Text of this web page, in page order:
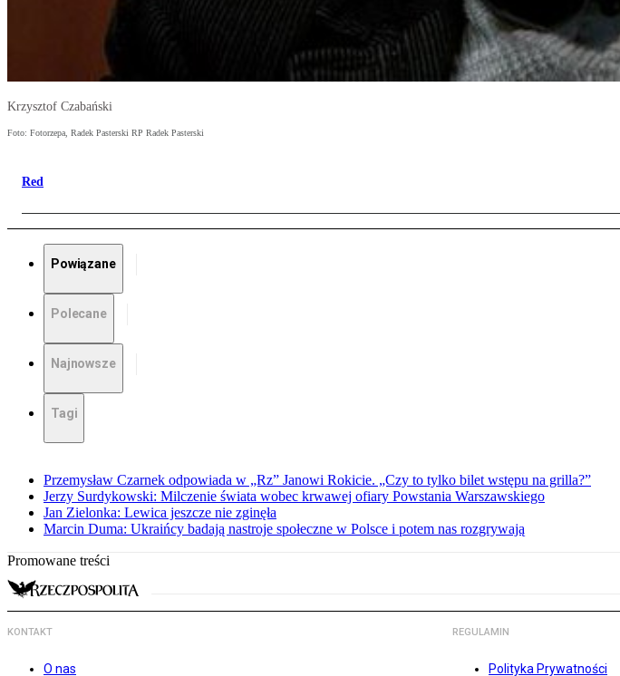
Krzysztof Czabański
Foto: Fotorzepa, Radek Pasterski RP Radek Pasterski
Red
Powiązane
Polecane
Najnowsze
Tagi
Przemysław Czarnek odpowiada w „Rz” Janowi Rokicie. „Czy to tylko bilet wstępu na grilla?”
Jerzy Surdykowski: Milczenie świata wobec krwawej ofiary Powstania Warszawskiego
Jan Zielonka: Lewica jeszcze nie zginęła
Marcin Duma: Ukraińcy badają nastroje społeczne w Polsce i potem nas rozgrywają
Promowane treści
KONTAKT
O nas
REGULAMIN
Polityka Prywatności